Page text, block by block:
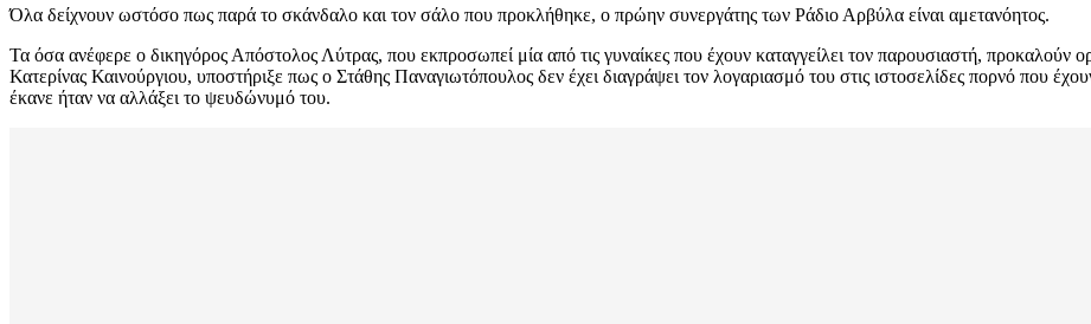
Όλα δείχνουν ωστόσο πως παρά το σκάνδαλο και τον σάλο που προκλήθηκε, ο πρώην συνεργάτης των Ράδιο Αρβύλα είναι αμετανόητος.
Τα όσα ανέφερε ο δικηγόρος Απόστολος Λύτρας, που εκπροσωπεί μία από τις γυναίκες που έχουν καταγγείλει τον παρουσιαστή,
Κατερίνας Καινούργιου, υποστήριξε πως ο Στάθης Παναγιωτόπουλος δεν έχει διαγράψει τον λογαριασμό του στις ιστοσελίδες πορνό που
έκανε ήταν να αλλάξει το ψευδώνυμό του.